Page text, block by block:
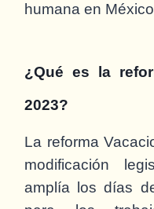
humana en
¿Qué es la
2023?
La reforma
modificación
amplía los días